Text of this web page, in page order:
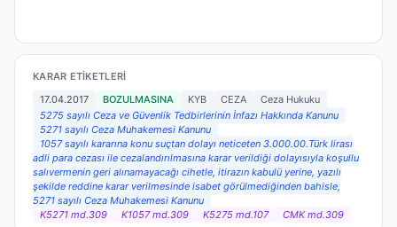
KARAR ETIKETLERI
17.04.2017
BOZULMASINA KYB CEZA
Ceza Hukuku
5275 sayılı Ceza ve Güvenlik Tedbirlerinin İnfazı Hakkında Kanunu
5271 sayılı Ceza Muhakemesi Kanunu
1057 sayılı kararına konu suçtan dolayı neticeten 3.000.00.Türk lirası
adli para cezası ile cezalandırılmasına karar verildiği dolayısıyla koşullu
salıvermenin geri alınamayacağı cihetle, itirazın kabulü yerine, yazılı
şekilde reddine karar verilmesinde isabet görülmediğinden bahisle,
5271 sayılı Ceza Muhakemesi Kanunu
K5271 md.309
K1057 md.309 K5275 md.107 CMK md.309